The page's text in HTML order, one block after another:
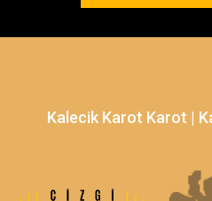
Kalecik Karot Karot |